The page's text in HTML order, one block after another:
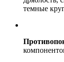
темные